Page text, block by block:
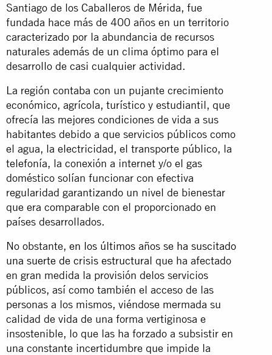
Santiago de los Caballeros de Mérida, fue
fundada hace más de 400 años en un territorio
caracterizado por la abundancia de recursos
naturales además de un clima óptimo para el
desarrollo de casi cualquier actividad.
La región contaba con un pujante crecimiento
económico, agrícola, turístico y estudiantil, que
ofrecía las mejores condiciones de vida a sus
habitantes debido a que servicios públicos como
el agua, la electricidad, el transporte público, la
telefonía, la conexión a internet y/o el gas
doméstico solían funcionar con efectiva
regularidad garantizando un nivel de bienestar
que era comparable con el proporcionado en
países desarrollados.
No obstante, en los últimos años se ha suscitado
una suerte de crisis estructural que ha afectado
en gran medida la provisión delos servicios
públicos, así como también el acceso de las
personas a los mismos, viéndose mermada su
calidad de vida de una forma vertiginosa e
insostenible, lo que las ha forzado a subsistir en
una constante incertidumbre que impide la